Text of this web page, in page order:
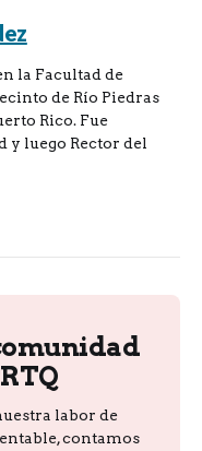
la Facultad de
de Río Piedras
Rico. Fue
y luego Rector del
labor de
contamos